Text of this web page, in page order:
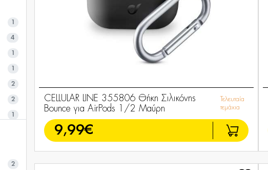
1
4
1
1
2
2
1
2
CELLULAR LINE 355806 Θήκη Σιλικόνης
Bounce για AirPods 1/2 Μαύρη
Τελευταία
τεμάχια
9,99€